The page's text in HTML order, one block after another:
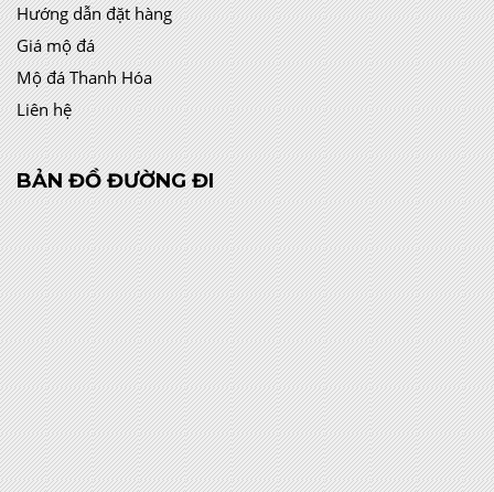
Hướng dẫn đặt hàng
Giá mộ đá
Mộ đá Thanh Hóa
Liên hệ
BẢN ĐỒ ĐƯỜNG ĐI